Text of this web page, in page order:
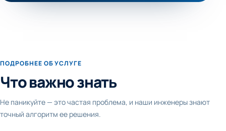
ПОДРОБНЕЕ ОБ УСЛУГЕ
Что важно знать
Не паникуйте — это частая проблема, и наши инженеры знают
точный алгоритм ее решения.